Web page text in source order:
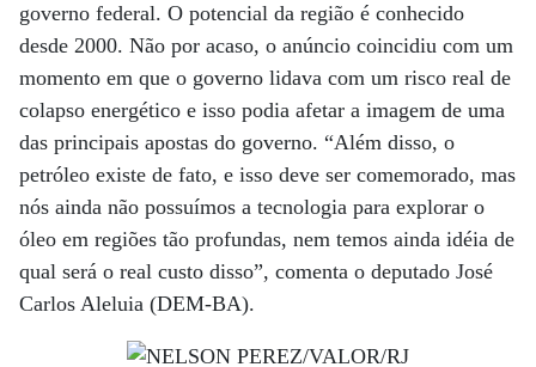
governo federal. O potencial da região é conhecido
desde 2000. Não por acaso, o anúncio coincidiu com um
momento em que o governo lidava com um risco real de
colapso energético e isso podia afetar a imagem de uma
das principais apostas do governo. “Além disso, o
petróleo existe de fato, e isso deve ser comemorado, mas
nós ainda não possuímos a tecnologia para explorar o
óleo em regiões tão profundas, nem temos ainda idéia de
qual será o real custo disso”, comenta o deputado José
Carlos Aleluia (DEM-BA).